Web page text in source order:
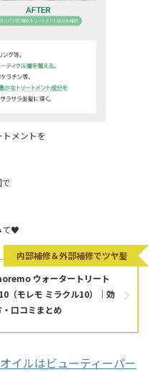
メントを
て♥
ウォータートリート
（モレモ ミラクル10）｜効
口コミまとめ
内部補修＆外部補修でツヤ髪
イルはビューティーパー